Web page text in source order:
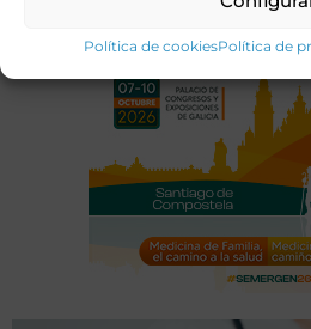
Política de cookiesPolítica de